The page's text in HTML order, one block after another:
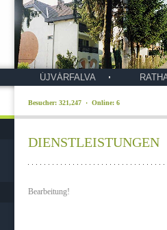
ÚJVÁRFALVA
Besucher: 321,247 · Online: 6
DIENSTLEISTUNGEN
Bearbeitung!